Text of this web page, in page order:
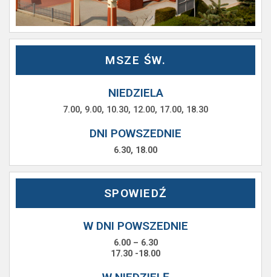
MSZE ŚW.
NIEDZIELA
7.00, 9.00, 10.30, 12.00, 17.00, 18.30
DNI POWSZEDNIE
6.30, 18.00
SPOWIEDŹ
W DNI POWSZEDNIE
6.00 – 6.30
17.30 -18.00